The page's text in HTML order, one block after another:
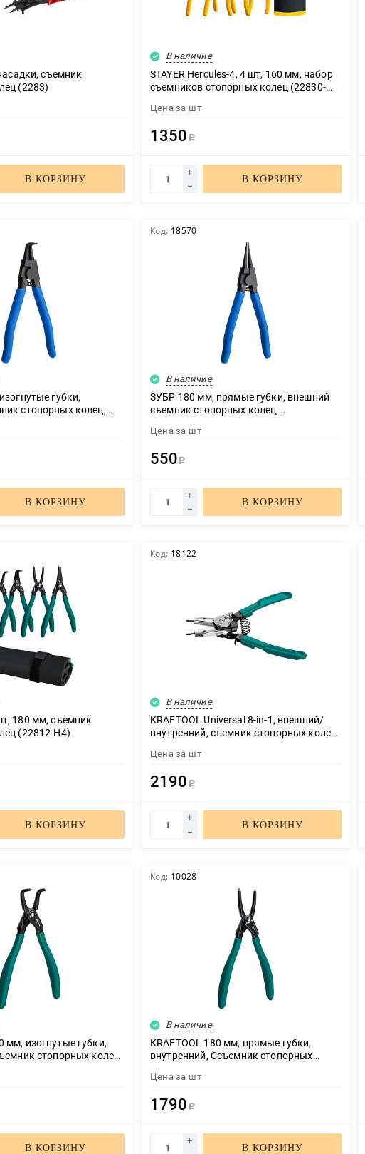
съемник
(2283)
В КОРЗИНУ
В наличие
STAYER Hercules-4, 4 шт, 160 мм, набор
съемников стопорных колец (22830-
Цена за шт
1350 Р
В КОРЗИНУ
губки,
стопорных колец,
В КОРЗИНУ
Код: 18570
В наличие
ЗУБР 180 мм, прямые губки, внешний
съемник стопорных колец,
Цена за шт
550 Р
В КОРЗИНУ
180 мм, съемник
(22812-H4)
В КОРЗИНУ
Код: 18122
В наличие
KRAFTOOL Universal 8-in-1, внешний/
внутренний, съемник стопорных колец
Цена за шт
2190 Р
В КОРЗИНУ
мм, изогнутые губки,
стопорных колец
В КОРЗИНУ
Код: 10028
В наличие
KRAFTOOL 180 мм, прямые губки,
внутренний, Ссъемник стопорных
Цена за шт
1790 Р
В КОРЗИНУ
ЗАКАЗАТЬ ЗВОНОК
персональных данных в соответствии с ФЗ от 27.07.2006 № 152-ФЗ "О
персональных данных", на условиях и для целей, определенных в
конфиденциальности